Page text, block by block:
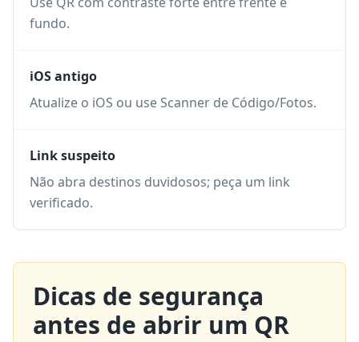
fundo.
iOS antigo
Atualize o iOS ou use Scanner de Código/Fotos.
Link suspeito
Não abra destinos duvidosos; peça um link
verificado.
Dicas de segurança
antes de abrir um QR